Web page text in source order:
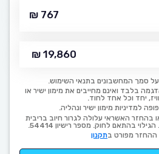
767 ₪
19,860 ₪
סמך המחשבונים בתנאי השימוש.
בלבד ואינם מחייבים את מימון ישיר או
יחד וכל אחד לחוד.
למדיניות מימון ישיר ונהליה.
בהחזר האשראי עלולה לגרור חיוב בריבית
בהתאם לחוק. מספר רישיון 54414.
ההחזר מפורט בתקנון